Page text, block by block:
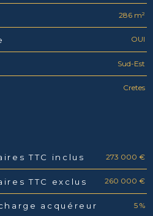
286 m²
OUI
Sud-Est
Cretes
TTC inclus 273 000 €
TTC exclus 260 000 €
acquéreur 5 %